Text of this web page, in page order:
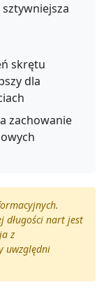
skrętu
dla
zachowanie
długości nart jest
z
uwzględni